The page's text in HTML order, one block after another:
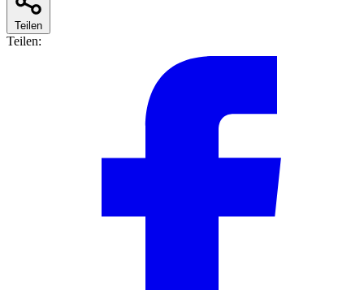
Teilen
Teilen: